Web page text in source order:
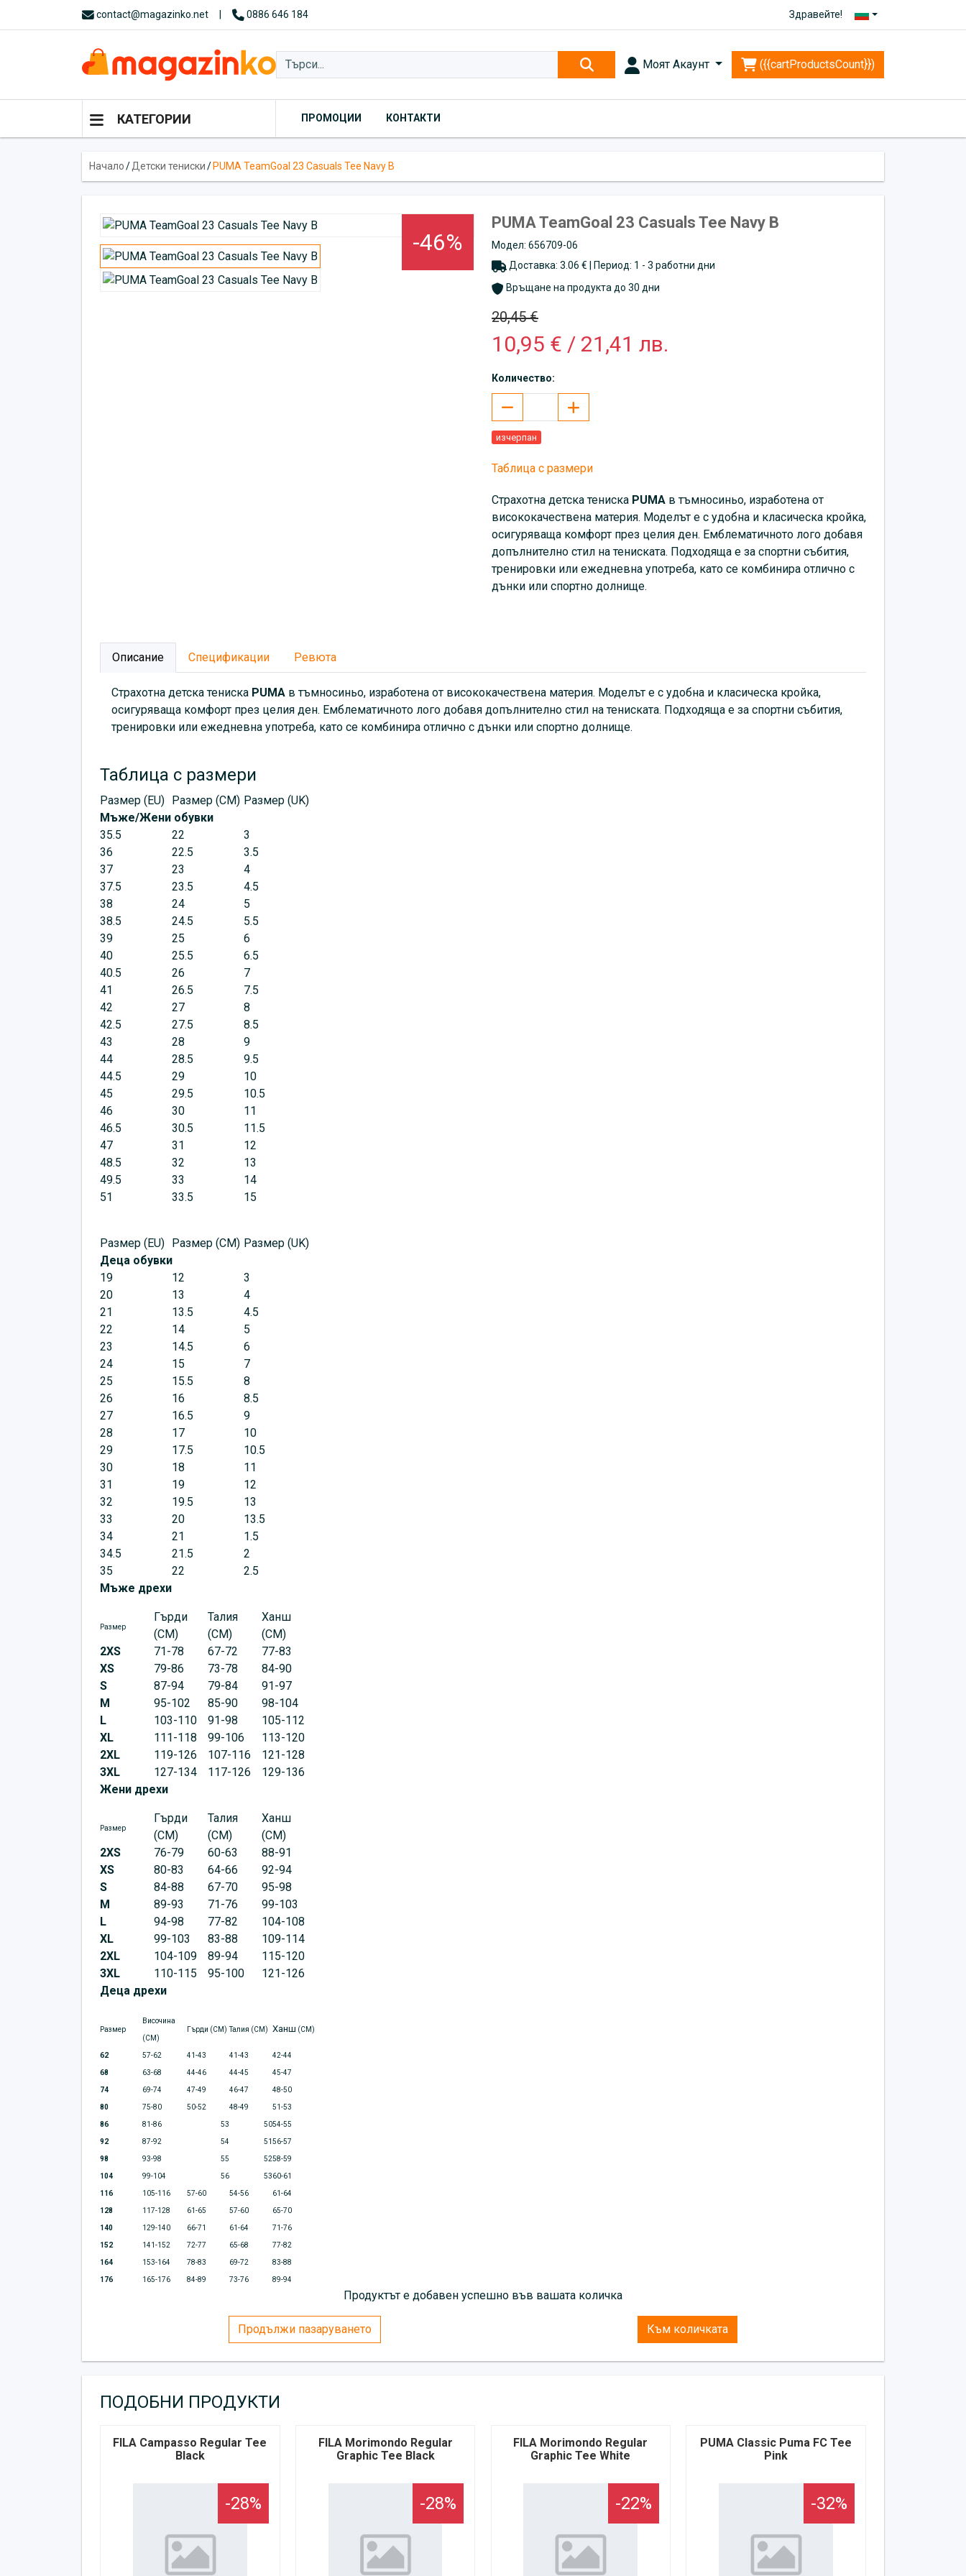
contact@magazinko.net 0886 646 184 Здравейте!
Моят Акаунт ({{cartProductsCount}})
КАТЕГОРИИ ПРОМОЦИИ КОНТАКТИ
Начало/Детски тениски/ PUMA TeamGoal 23 Casuals Tee Navy B
-46%
PUMA TeamGoal 23 Casuals Tee Navy B
Модел: 656709-06
Доставка: 3.06 € | Период: 1 - 3 работни дни
Връщане на продукта до 30 дни
20,45 €
10,95 € / 21,41 лв.
Количество:
изчерпан
Таблица с размери
Страхотна детска тениска PUMA в тъмносиньо, изработена от
висококачествена материя. Моделът е с удобна и класическа кройка,
осигуряваща комфорт през целия ден. Емблематичното лого добавя
допълнително стил на тениската. Подходяща е за спортни събития,
тренировки или ежедневна употреба, като се комбинира отлично с
дънки или спортно долнище.
Описание Спецификации Ревюта
Страхотна детска тениска PUMA в тъмносиньо, изработена от висококачествена материя. Моделът е с удобна и класическа кройка,
осигуряваща комфорт през целия ден. Емблематичното лого добавя допълнително стил на тениската. Подходяща е за спортни събития,
тренировки или ежедневна употреба, като се комбинира отлично с дънки или спортно долнище.
Таблица с размери
Размер (EU) Размер (CM) Размер (UK)
Мъже/Жени обувки
35.5
22
3
36
22.5
3.5
37
23
4
37.5
23.5
4.5
38
24
5
38.5
24.5
5.5
39
25
6
40
25.5
6.5
40.5
26
7
41
26.5
7.5
42
27
8
42.5
27.5
8.5
43
28
9
44
28.5
9.5
44.5
29
10
45
29.5
10.5
46
30
11
46.5
30.5
11.5
47
31
12
48.5
32
13
49.5
33
14
51
33.5 15
Размер (EU) Размер (CM) Размер (UK)
Деца обувки
19
12
3
20
13
4
21
13.5
4.5
22
14
5
23
14.5
6
24
15
7
25
15.5
8
26
16
8.5
27
16.5
9
28
17
10
29
17.5
10.5
30
18
11
31
19
12
32
19.5
13
33
20
13.5
34
21
1.5
34.5
21.5
2
35
22
2.5
Мъже дрехи
Размер
Гърди
(CM)
Талия
(CM)
Ханш
(CM)
2XS
71-78 67-72
77-83
XS
79-86 73-78
84-90
S
87-94 79-84
91-97
M
95-102 85-90
98-104
L
103-110 91-98
105-112
XL
111-118 99-106
113-120
2XL
119-126 107-116
121-128
3XL
127-134 117-126
129-136
Жени дрехи
Размер
Гърди
(CM)
Талия
(CM)
Ханш
(CM)
2XS
76-79 60-63
88-91
XS
80-83 64-66
92-94
S
84-88 67-70
95-98
M
89-93 71-76
99-103
L
94-98 77-82
104-108
XL
99-103 83-88
109-114
2XL
104-109 89-94
115-120
3XL
110-115 95-100
121-126
Деца дрехи
Размер
Височина
(CM)
Гърди (CM) Талия (CM) Ханш (CM)
62 57-62 41-43 41-43 42-44
68 63-68 44-46 44-45 45-47
74 69-74 47-49 46-47 48-50
80 75-80 50-52 48-49 51-53
86 81-86 53 5054-55
92 87-92 54 51 56-57
98 93-98 55 5258-59
104 99-104 56 5360-61
116 105-116 57-60 54-56 61-64
128 117-128 61-65 57-60 65-70
140 129-140 66-71 61-64 71-76
152 141-152 72-77 65-68 77-82
164 153-164 78-83 69-72 83-88
176 165-176 84-89 73-76 89-94
Продуктът е добавен успешно във вашата количка
Продължи пазаруването Към количката
ПОДОБНИ ПРОДУКТИ
FILA Campasso Regular Tee
Black
-28%
FILA Morimondo Regular
Graphic Tee Black
-28%
FILA Morimondo Regular
Graphic Tee White
-22%
PUMA Classic Puma FC Tee
Pink
-32%